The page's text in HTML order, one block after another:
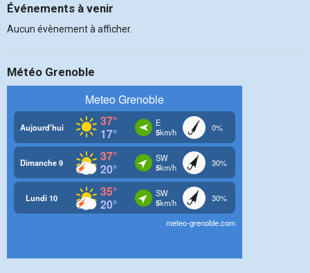
Événements à venir
Aucun évènement à afficher.
Météo Grenoble